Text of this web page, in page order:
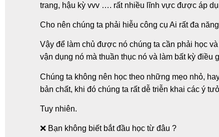
trang, hậu kỳ vvv …. rất nhiều lĩnh vực được áp
Cho nên chúng ta phải hiễu công cụ Ai rất đa
Vậy để làm chủ được nó chúng ta cần phải học và
vận dụng nó mà thuần thục nó và làm bất kỳ điều
Chúng ta không nên học theo những mẹo nhỏ,
bản chất, khi đó chúng ta rất dễ triễn khai các ý
Tuy nhiên.
❌ Bạn không biết bắt đầu học từ đâu ?